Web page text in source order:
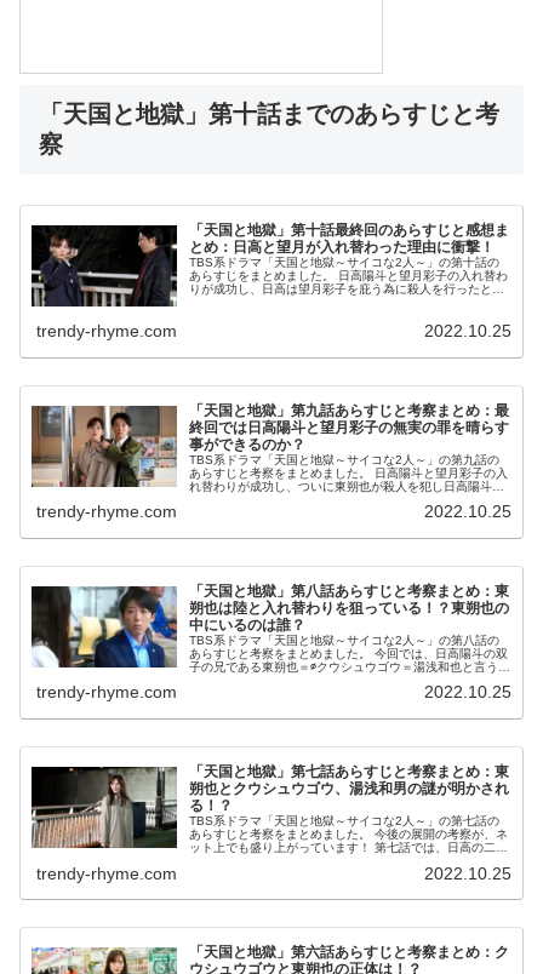
「天国と地獄」第十話までのあらすじと考
察
「天国と地獄」第十話最終回のあらすじと感想ま
とめ：日高と望月が入れ替わった理由に衝撃！
TBS系ドラマ「天国と地獄～サイコな2人～」の第十話の
あらすじをまとめました。 日高陽斗と望月彩子の入れ替わ
りが成功し、日高は望月彩子を庇う為に殺人を行ったと全
trendy-rhyme.com 2022.10.25
「天国と地獄」第九話あらすじと考察まとめ：最
終回では日高陽斗と望月彩子の無実の罪を晴らす
事ができるのか？
TBS系ドラマ「天国と地獄～サイコな2人～」の第九話の
あらすじと考察をまとめました。 日高陽斗と望月彩子の入
れ替わりが成功し、ついに東朔也が殺人を犯し日高陽斗が
trendy-rhyme.com 2022.10.25
「天国と地獄」第八話あらすじと考察まとめ：東
朔也は陸と入れ替わりを狙っている！？東朔也の
中にいるのは誰？
TBS系ドラマ「天国と地獄～サイコな2人～」の第八話の
あらすじと考察をまとめました。 今回では、日高陽斗の双
子の兄である東朔也＝∅クウシュウゴウ＝湯浅和也と言う事
trendy-rhyme.com 2022.10.25
「天国と地獄」第七話あらすじと考察まとめ：東
朔也とクウシュウゴウ、湯浅和男の謎が明かされ
る！？
TBS系ドラマ「天国と地獄～サイコな2人～」の第七話の
あらすじと考察をまとめました。 今後の展開の考察が、ネ
ット上でも盛り上がっています！ 第七話では、日高の二卵
trendy-rhyme.com 2022.10.25
「天国と地獄」第六話あらすじと考察まとめ：ク
ウシュウゴウと東朔也の正体は！？